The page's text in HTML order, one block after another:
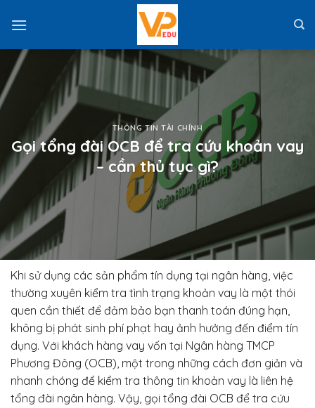
THÔNG TIN TÀI CHÍNH
Gọi tổng đài OCB để tra cứu khoản vay
– cần thủ tục gì?
Khi sử dụng các sản phẩm tín dụng tại ngân hàng, việc
thường xuyên kiểm tra tình trạng khoản vay là một thói
quen cần thiết để đảm bảo bạn thanh toán đúng hạn,
không bị phát sinh phí phạt hay ảnh hưởng đến điểm tín
dụng. Với khách hàng vay vốn tại Ngân hàng TMCP
Phương Đông (OCB), một trong những cách đơn giản và
nhanh chóng để kiểm tra thông tin khoản vay là liên hệ
tổng đài ngân hàng. Vậy, gọi tổng đài OCB để tra cứu